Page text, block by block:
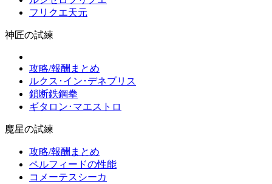
フリクエ天元
神匠の試練
攻略/報酬まとめ
ルクス･イン･デネブリス
鎖断鉄鋼拳
ギタロン･マエストロ
魔星の試練
攻略/報酬まとめ
ペルフィードの性能
コメーテスシーカ